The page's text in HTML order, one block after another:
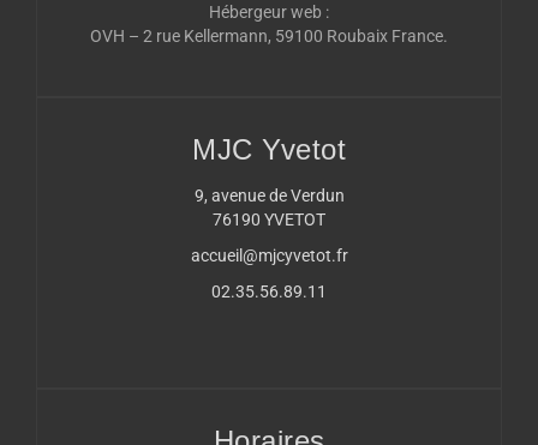
Hébergeur web :
OVH – 2 rue Kellermann, 59100 Roubaix France.
MJC Yvetot
9, avenue de Verdun
76190 YVETOT
accueil@mjcyvetot.fr
02.35.56.89.11